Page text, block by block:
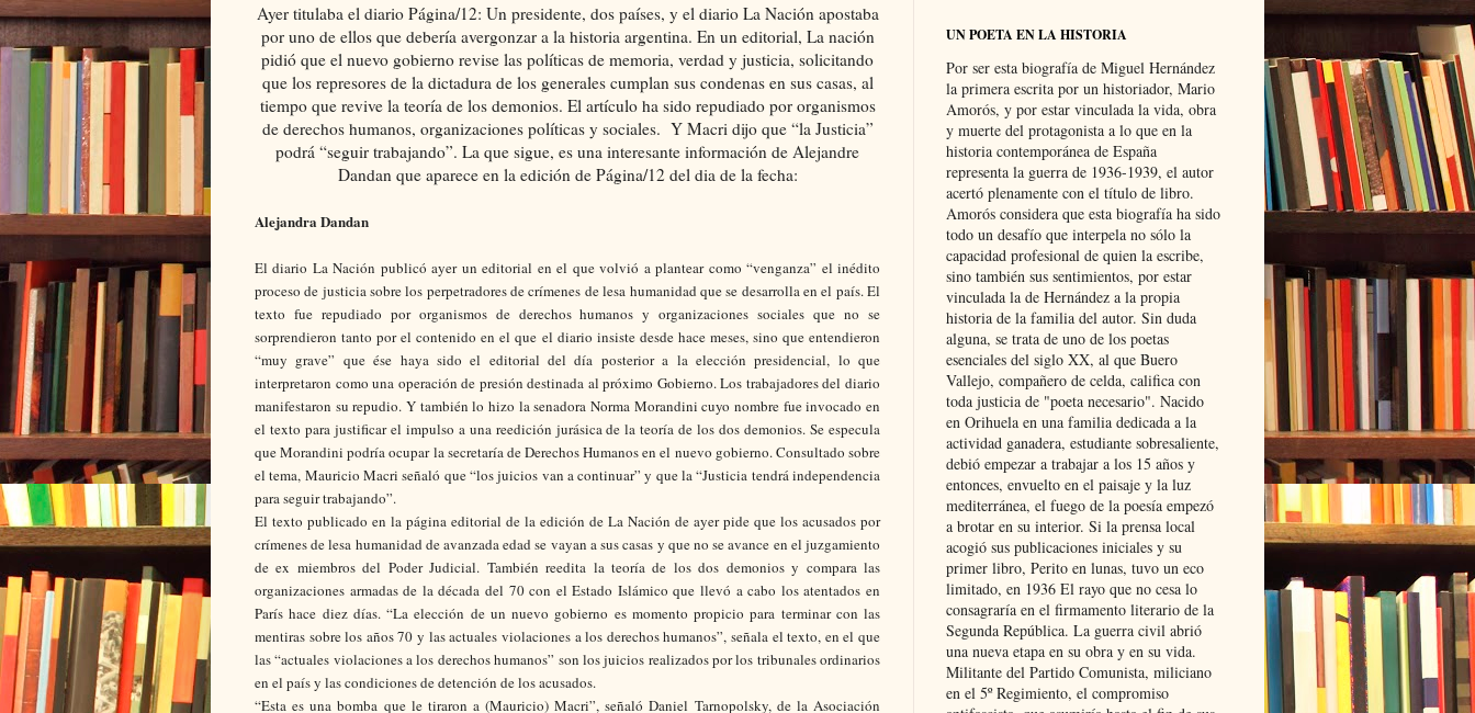
Ayer titulaba el diario Página/12: Un presidente, dos países, y el diario La Nación apostaba
por uno de ellos que debería avergonzar a la historia argentina. En un editorial, La nación
pidió que el nuevo gobierno revise las políticas de memoria, verdad y justicia, solicitando
que los represores de la dictadura de los generales cumplan sus condenas en sus casas, al
tiempo que revive la teoría de los demonios. El artículo ha sido repudiado por organismos
de derechos humanos, organizaciones políticas y sociales. Y Macri dijo que “la Justicia”
podrá “seguir trabajando”. La que sigue, es una interesante información de Alejandre
Dandan que aparece en la edición de Página/12 del dia de la fecha:
Alejandra Dandan
El diario La Nación publicó ayer un editorial en el que volvió a plantear como “venganza” el inédito
proceso de justicia sobre los perpetradores de crímenes de lesa humanidad que se desarrolla en el país. El
texto fue repudiado por organismos de derechos humanos y organizaciones sociales que no se
sorprendieron tanto por el contenido en el que el diario insiste desde hace meses, sino que entendieron
“muy grave” que ése haya sido el editorial del día posterior a la elección presidencial, lo que
interpretaron como una operación de presión destinada al próximo Gobierno. Los trabajadores del diario
manifestaron su repudio. Y también lo hizo la senadora Norma Morandini cuyo nombre fue invocado en
el texto para justificar el impulso a una reedición jurásica de la teoría de los dos demonios. Se especula
que Morandini podría ocupar la secretaría de Derechos Humanos en el nuevo gobierno. Consultado sobre
el tema, Mauricio Macri señaló que “los juicios van a continuar” y que la “Justicia tendrá independencia
para seguir trabajando”.
El texto publicado en la página editorial de la edición de La Nación de ayer pide que los acusados por
crímenes de lesa humanidad de avanzada edad se vayan a sus casas y que no se avance en el juzgamiento
de ex miembros del Poder Judicial. También reedita la teoría de los dos demonios y compara las
organizaciones armadas de la década del 70 con el Estado Islámico que llevó a cabo los atentados en
París hace diez días. “La elección de un nuevo gobierno es momento propicio para terminar con las
mentiras sobre los años 70 y las actuales violaciones a los derechos humanos”, señala el texto, en el que
las “actuales violaciones a los derechos humanos” son los juicios realizados por los tribunales ordinarios
en el país y las condiciones de detención de los acusados.
“Esta es una bomba que le tiraron a (Mauricio) Macri”, señaló Daniel Tarnopolsky, de la Asociación
UN POETA EN LA HISTORIA
Por ser esta biografía de Miguel Hernández
la primera escrita por un historiador, Mario
Amorós, y por estar vinculada la vida, obra
y muerte del protagonista a lo que en la
historia contemporánea de España
representa la guerra de 1936-1939, el autor
acertó plenamente con el título de libro.
Amorós considera que esta biografía ha sido
todo un desafío que interpela no sólo la
capacidad profesional de quien la escribe,
sino también sus sentimientos, por estar
vinculada la de Hernández a la propia
historia de la familia del autor. Sin duda
alguna, se trata de uno de los poetas
esenciales del siglo XX, al que Buero
Vallejo, compañero de celda, califica con
toda justicia de "poeta necesario". Nacido
en Orihuela en una familia dedicada a la
actividad ganadera, estudiante sobresaliente,
debió empezar a trabajar a los 15 años y
entonces, envuelto en el paisaje y la luz
mediterránea, el fuego de la poesía empezó
a brotar en su interior. Si la prensa local
acogió sus publicaciones iniciales y su
primer libro, Perito en lunas, tuvo un eco
limitado, en 1936 El rayo que no cesa lo
consagraría en el firmamento literario de la
Segunda República. La guerra civil abrió
una nueva etapa en su obra y en su vida.
Militante del Partido Comunista, miliciano
en el 5º Regimiento, el compromiso